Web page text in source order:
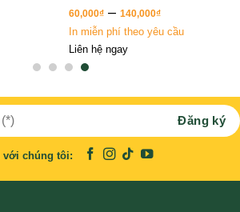
60,000₫– 140,000₫
In miễn phí theo yêu cầu
Liên hệ ngay
với chúng tôi: